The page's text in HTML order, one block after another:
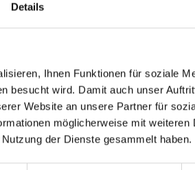
Details
Ihnen Funktionen für soziale
besucht wird. Damit auch unser
Website an unsere Partner für
möglicherweise mit weiteren
der Dienste gesammelt haben.